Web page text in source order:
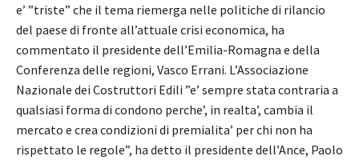
e’ ”triste” che il tema riemerga nelle politiche di rilancio
del paese di fronte all’attuale crisi economica, ha
commentato il presidente dell’Emilia-Romagna e della
Conferenza delle regioni, Vasco Errani. L’Associazione
Nazionale dei Costruttori Edili ”e’ sempre stata contraria a
qualsiasi forma di condono perche’, in realta’, cambia il
mercato e crea condizioni di premialita’ per chi non ha
rispettato le regole”, ha detto il presidente dell’Ance, Paolo